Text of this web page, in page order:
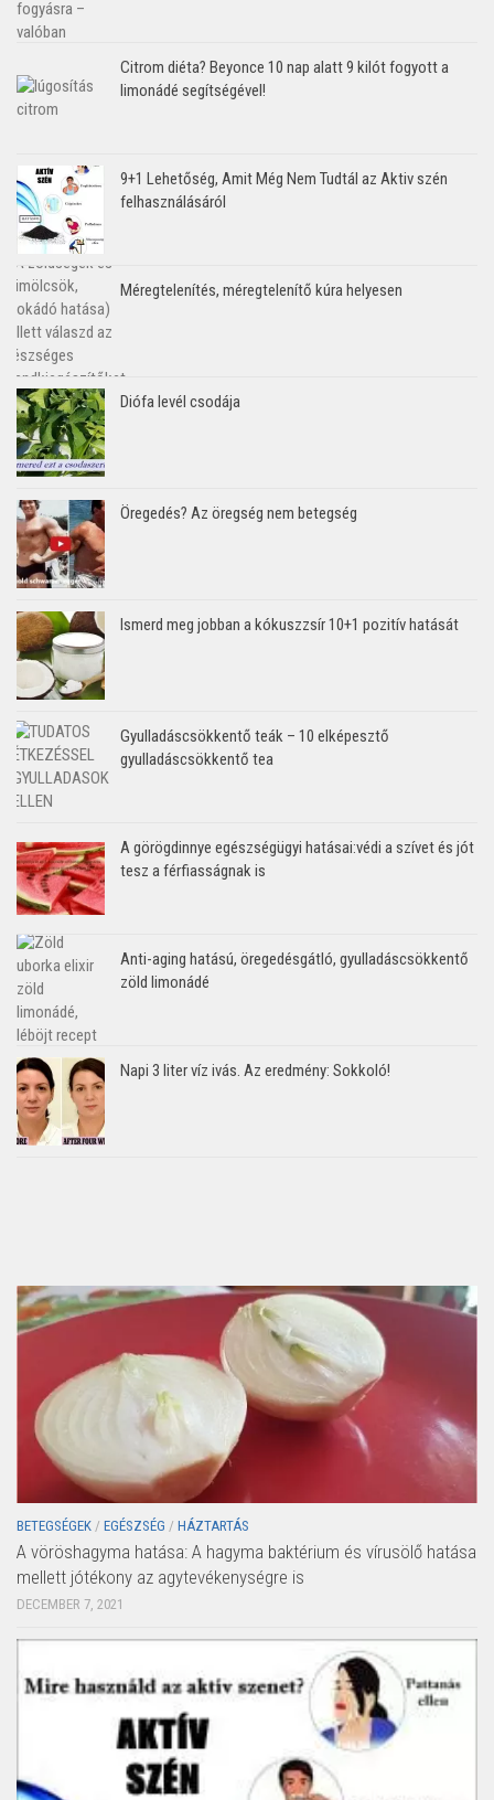
Citrom diéta? Beyonce 10 nap alatt 9 kilót fogyott a
limonádé segítségével!
9+1 Lehetőség, Amit Még Nem Tudtál az Aktiv szén
felhasználásáról
Méregtelenítés, méregtelenítő kúra helyesen
Diófa levél csodája
Öregedés? Az öregség nem betegség
Ismerd meg jobban a kókuszzsír 10+1 pozitív hatását
Gyulladáscsökkentő teák – 10 elképesztő
gyulladáscsökkentő tea
A görögdinnye egészségügyi hatásai:védi a szívet és jót
tesz a férfiasságnak is
Anti-aging hatású, öregedésgátló, gyulladáscsökkentő
zöld limonádé
Napi 3 liter víz ivás. Az eredmény: Sokkoló!
BETEGSÉGEK / EGÉSZSÉG / HÁZTARTÁS
A vöröshagyma hatása: A hagyma baktérium és vírusölő hatása
mellett jótékony az agytevékenységre is
DECEMBER 7, 2021